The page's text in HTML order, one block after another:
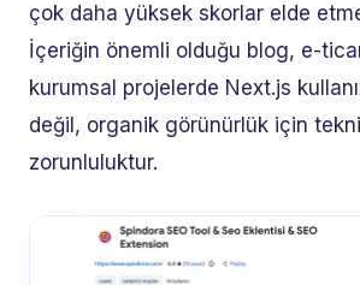
çok daha yüksek skorlar elde
İçeriğin önemli olduğu blog, e-
kurumsal projelerde Next.js
değil, organik görünürlük için
zorunluluktur.